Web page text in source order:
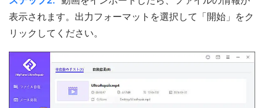
表示されます。出力フォーマットを選択して「開始」をク
リックしてください。